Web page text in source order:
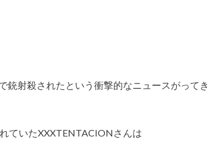
銃射殺されたという衝撃的なニュースがってき
ていたXXXTENTACIONさんは